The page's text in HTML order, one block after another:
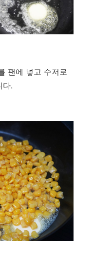
팬에 넣고 수저로
다.